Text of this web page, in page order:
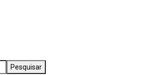
Pesquisar